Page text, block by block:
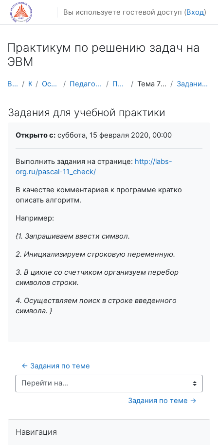
Перейти к основному содержанию
Вы используете гостевой доступ (Вход)
Практикум по решению задач на
ЭВМ
В начало Курсы Осенний семестр Педагогическое образование ПРЗ на ЭВМ 5 к Тема 7: Работа со строками Задания для учебной практики
Задания для учебной практики
Открыто с: суббота, 15 февраля 2020, 00:00
Выполнить задания на странице: http://labs-
org.ru/pascal-11_check/
В качестве комментариев к программе кратко
описать алгоритм.
Например:
{1. Запрашиваем ввести символ.
2. Инициализируем строковую переменную.
3. В цикле со счетчиком организуем перебор
символов строки.
4. Осуществляем поиск в строке введенного
символа. }
← Задания по теме
Перейти на...
Задания по теме →
Навигация